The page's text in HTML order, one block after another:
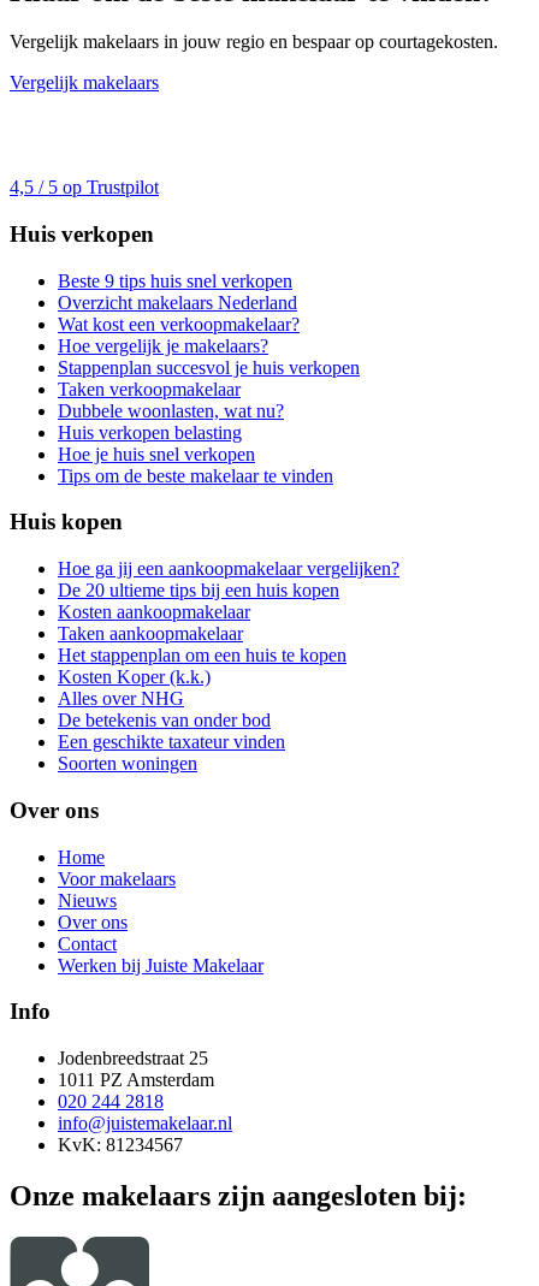
Vergelijk makelaars in jouw regio en bespaar op courtagekosten.
Vergelijk makelaars
4,5 / 5 op Trustpilot
Huis verkopen
Beste 9 tips huis snel verkopen
Overzicht makelaars Nederland
Wat kost een verkoopmakelaar?
Hoe vergelijk je makelaars?
Stappenplan succesvol je huis verkopen
Taken verkoopmakelaar
Dubbele woonlasten, wat nu?
Huis verkopen belasting
Hoe je huis snel verkopen
Tips om de beste makelaar te vinden
Huis kopen
Hoe ga jij een aankoopmakelaar vergelijken?
De 20 ultieme tips bij een huis kopen
Kosten aankoopmakelaar
Taken aankoopmakelaar
Het stappenplan om een huis te kopen
Kosten Koper (k.k.)
Alles over NHG
De betekenis van onder bod
Een geschikte taxateur vinden
Soorten woningen
Over ons
Home
Voor makelaars
Nieuws
Over ons
Contact
Werken bij Juiste Makelaar
Info
Jodenbreedstraat 25
1011 PZ Amsterdam
020 244 2818
info@juistemakelaar.nl
KvK: 81234567
Onze makelaars zijn aangesloten bij: